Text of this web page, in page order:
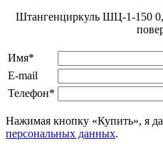
Штангенциркуль ШЦ-1-150
Имя*
E-mail
Телефон*
Нажимая кнопку «Купить», я
персональных данных.